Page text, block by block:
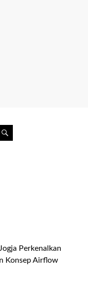
Perkenalkan
Konsep Airflow